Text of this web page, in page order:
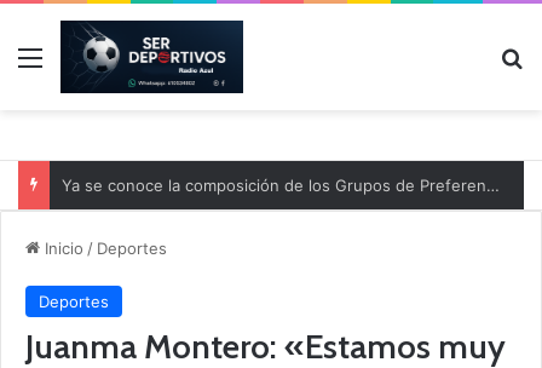
Menú
Ya se conoce la composición de los Grupos de Preferente y el calendario
Inicio / Deportes
Deportes
Juanma Montero: «Estamos muy